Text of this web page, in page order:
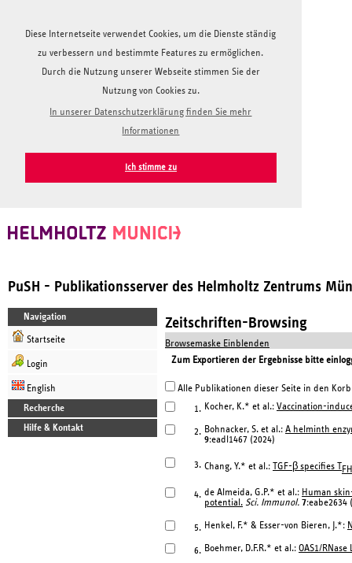
Diese Internetseite verwendet Cookies, um die Dienste ständig
zu verbessern und bestimmte Features zu ermöglichen.
Durch die Nutzung unserer Webseite stimmen Sie der
Nutzung von Cookies zu.
In unserer Datenschutzerklärung finden Sie mehr
Informationen
Ich stimme zu
PuSH - Publikationsserver des Helmholtz Zentrums
Navigation
Startseite
Login
English
Recherche
Hilfe & Kontakt
Zeitschriften-Browsing
Browsemaske Einblenden
Zum Exportieren der Ergebnisse bitte
Alle Publikationen dieser Seite in den
1. Kocher, K.* et al.: Vaccination-
2. Bohnacker, S. et al.: A helminth
9:eadl1467 (2024)
3. Chang, Y.* et al.: TGF-β specifies T FH
4. de Almeida, G.P.* et al.: Human
potential. Sci. Immunol. 7:eabe2634
5. Henkel, F.* & Esser-von Bieren, J.*:
6. Boehmer, D.F.R.* et al.: OAS1/